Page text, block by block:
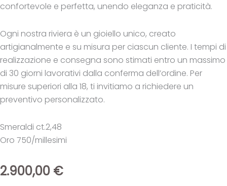
confortevole e perfetta, unendo eleganza e praticità.
Ogni nostra riviera è un gioiello unico, creato
artigianalmente e su misura per ciascun cliente. I tempi di
realizzazione e consegna sono stimati entro un massimo
di 30 giorni lavorativi dalla conferma dell’ordine. Per
misure superiori alla 18, ti invitiamo a richiedere un
preventivo personalizzato.
Smeraldi ct.2,48
Oro 750/millesimi
2.900,00 €